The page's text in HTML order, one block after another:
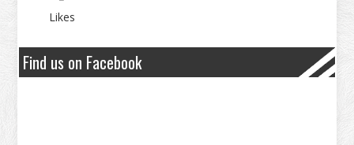
Likes
Find us on Facebook